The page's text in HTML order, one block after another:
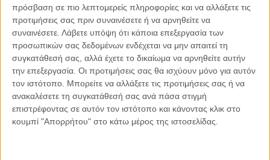
πρόσβαση σε πιο λεπτομερείς πληροφορίες και να αλλάξετε τις
προτιμήσεις σας πριν συναινέσετε ή να αρνηθείτε να
συναινέσετε. Λάβετε υπόψη ότι κάποια επεξεργασία των
προσωπικών σας δεδομένων ενδέχεται να μην απαιτεί τη
συγκατάθεσή σας, αλλά έχετε το δικαίωμα να αρνηθείτε αυτήν
την επεξεργασία. Οι προτιμήσεις σας θα ισχύουν μόνο για αυτόν
τον ιστότοπο. Μπορείτε να αλλάξετε τις προτιμήσεις σας ή να
ανακαλέσετε τη συγκατάθεσή σας ανά πάσα στιγμή
επιστρέφοντας σε αυτόν τον ιστότοπο και κάνοντας κλικ στο
κουμπί "Απορρήτου" στο κάτω μέρος της ιστοσελίδας.
Αντώνιος Ντακανάλης
Τέμπη: Η Κορυφή του Παγόβουνου
μιας Κοινωνίας που βράζει
Γιάννης Πανούσης
Μικροδιάβολοι ή άγουροι
εγκληματίες; – Άρθρο – παρέμβαση
στο Propago του Γιάννη Πανούση